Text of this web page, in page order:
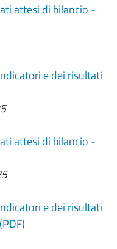
attesi di bilancio -
e dei risultati
attesi di bilancio -
e dei risultati